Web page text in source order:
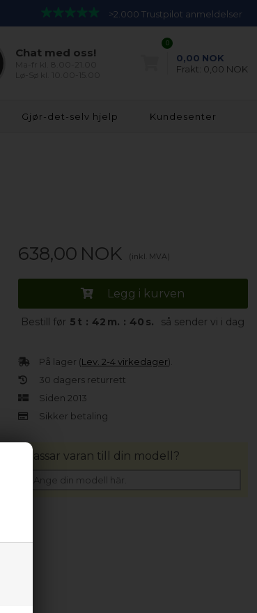
>2.000 Trustpilot anmeldelser
Chat med oss!
0
0,00 NOK
Frakt: 0,00 NOK
Gjør-det-selv hjelp Kundesenter
638,00 NOK (inkl. MVA)
Legg i kurven
Bestill før 5 t : 42 m. : 39 s. så sender vi i dag
På lager (Lev. 2-4 virkedager).
30 dagers returrett
Siden 2013
Sikker betaling
Passar varan till din modell?